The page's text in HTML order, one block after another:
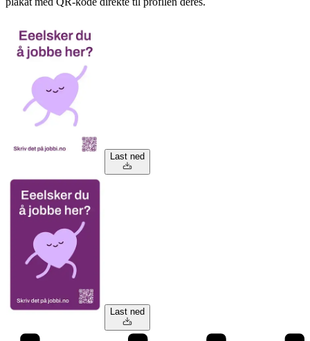
Last ned
Last ned